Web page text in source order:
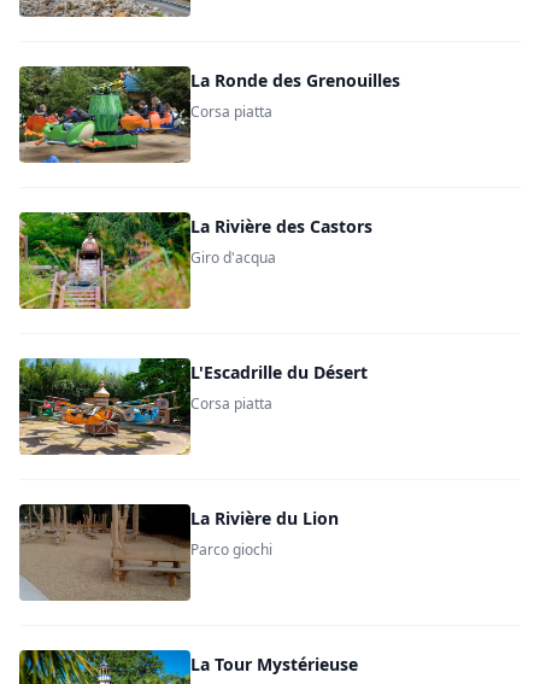
La Ronde des Grenouilles
Corsa piatta
La Rivière des Castors
Giro d'acqua
L'Escadrille du Désert
Corsa piatta
La Rivière du Lion
Parco giochi
La Tour Mystérieuse